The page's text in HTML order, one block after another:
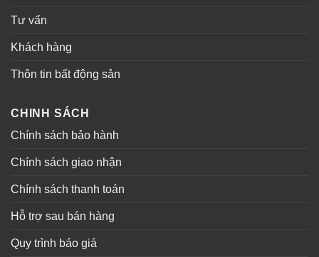
Tư vấn
Khách hàng
Thôn tin bất động sản
CHINH SÁCH
Chính sách bảo hành
Chính sách giao nhận
Chính sách thanh toán
Hỗ trợ sau bán hàng
Quy trình báo giá